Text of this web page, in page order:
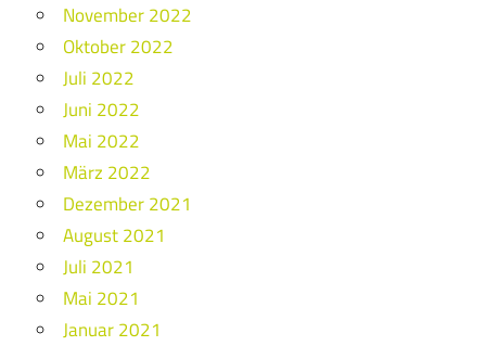
November 2022
Oktober 2022
Juli 2022
Juni 2022
Mai 2022
März 2022
Dezember 2021
August 2021
Juli 2021
Mai 2021
Januar 2021